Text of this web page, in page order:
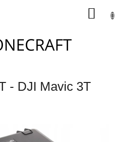
- DJI Mavic 3T